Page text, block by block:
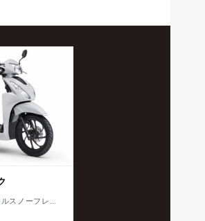
ホンダ / 110cc / パールスノーフレークホワイト